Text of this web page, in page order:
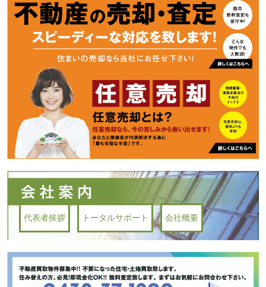
代表者挨拶 トータルサポート 会社概要